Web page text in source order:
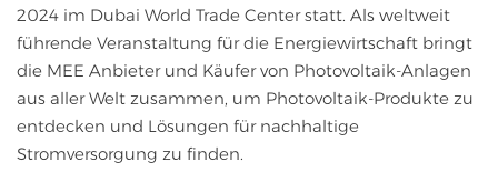
2024 im Dubai World Trade Center statt. Als weltweit
führende Veranstaltung für die Energiewirtschaft bringt
die MEE Anbieter und Käufer von Photovoltaik-Anlagen
aus aller Welt zusammen, um Photovoltaik-Produkte zu
entdecken und Lösungen für nachhaltige
Stromversorgung zu finden.